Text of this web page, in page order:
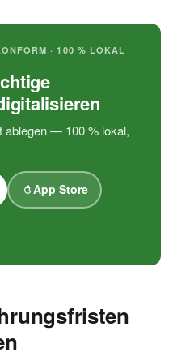
· 100 % LOKAL
ablegen — 100 % lokal,
App Store